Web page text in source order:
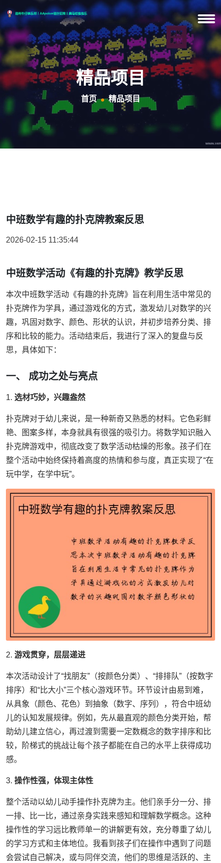
精品项目
首页 精品项目
中班数学有趣的扑克牌教案反思
2026-02-15 11:35:44
中班数学活动《有趣的扑克牌》教学反思
本次中班数学活动《有趣的扑克牌》旨在利用生活中常见的
扑克牌作为学具，通过游戏化的方式，激发幼儿对数学的兴
趣，巩固对数字、颜色、形状的认识，并初步培养分类、排
序和比较的能力。活动结束后，我进行了深入的复盘与反
思，具体如下：
一、 成功之处与亮点
1. 选材巧妙，兴趣盎然
扑克牌对于幼儿来说，是一种新奇又熟悉的材料。它色彩鲜
艳、图案多样，本身就具有很强的吸引力。将数学知识融入
扑克牌游戏中，彻底改变了数学活动枯燥的形象。孩子们在
整个活动中始终保持着高度的热情和参与度，真正实现了“在
玩中学，在学中玩”。
2. 游戏贯穿，层层递进
本次活动设计了“找朋友”（按颜色分类）、“排排队”（按数字
排序）和“比大小”三个核心游戏环节。环节设计由易到难，
从具象（颜色、花色）到抽象（数字、序列），符合中班幼
儿的认知发展规律。例如，先从最直观的颜色分类开始，帮
助幼儿建立信心，再过渡到需要一定数概念的数字排序和比
较，阶梯式的挑战让每个孩子都能在自己的水平上获得成功
感。
3. 操作性强，体现主体性
整个活动以幼儿动手操作扑克牌为主。他们亲手分一分、排
一排、比一比，通过亲身实践来感知和理解数学概念。这种
操作性的学习远比教师单一的讲解更有效，充分尊重了幼儿
的学习方式和主体地位。我看到孩子们在操作中遇到了问题
会尝试自己解决，或与同伴交流，他们的思维是活跃的、主